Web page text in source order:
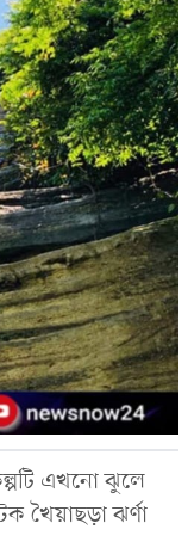
এখনো ঝুলে
খৈয়াছড়া ঝর্ণা